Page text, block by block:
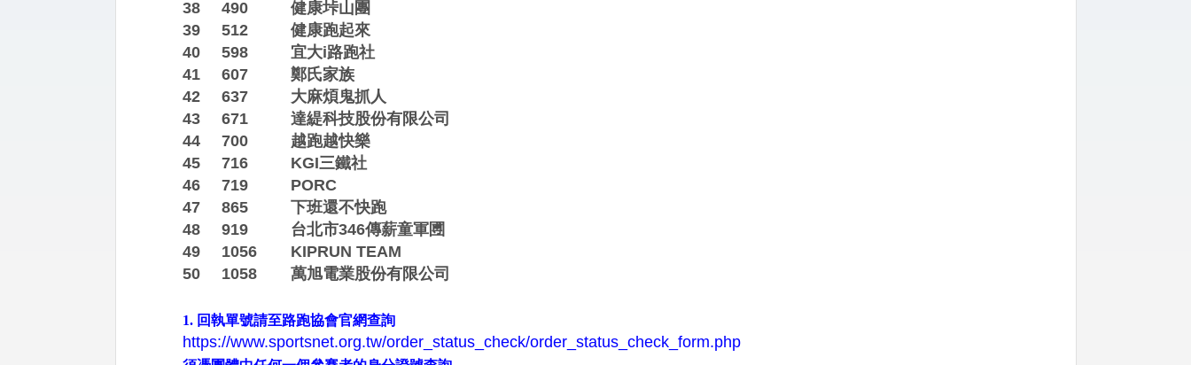
38
490
健康垰山團
39
512
健康跑起來
40
598
宜大i路跑社
41
607
鄭氏家族
42
637
大麻煩鬼抓人
43
671
達緹科技股份有限公司
44
700
越跑越快樂
45
716
KGI三鐵社
46
719
PORC
47
865
下班還不快跑
48
919
台北市346傳薪童軍圑
49
1056
KIPRUN TEAM
50
1058 萬旭電業股份有限公司
1. 回執單號請至路跑協會官網查詢
https://www.sportsnet.org.tw/order_status_check/order_status_check_form.php